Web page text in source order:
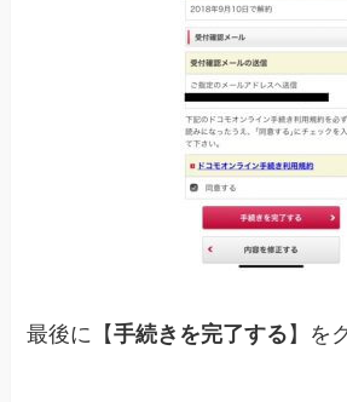
最後に【手続きを完了する 】を